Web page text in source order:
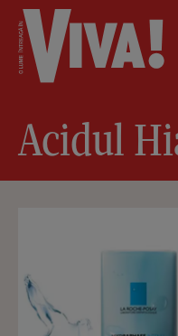
Acidul